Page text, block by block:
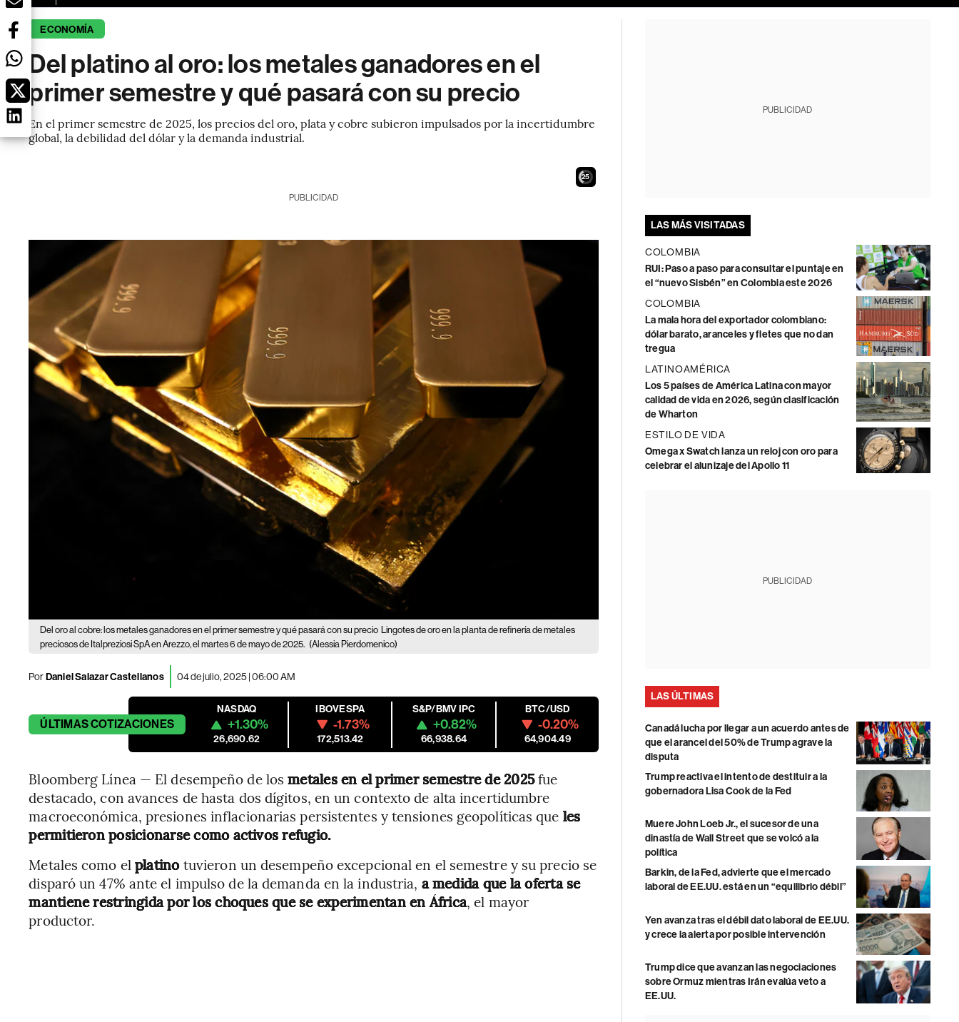
ECONOMÍA
Del platino al oro: los metales ganadores en el
primer semestre y qué pasará con su precio
En el primer semestre de 2025, los precios del oro, plata y cobre subieron impulsados por la incertidumbre
global, la debilidad del dólar y la demanda industrial.
24
PUBLICIDAD
Del oro al cobre: los metales ganadores en el primer semestre y qué pasará con su precio Lingotes de oro en la planta de refinería de metales
preciosos de Italpreziosi SpA en Arezzo, el martes 6 de mayo de 2025. (Alessia Pierdomenico)
PorDaniel Salazar Castellanos 04 de julio, 2025 | 06:00 AM
ÚLTIMASCOTIZACIONES
NASDAQ
+1.30%
26,690.62
IBOVESPA
-1.73%
172,513.42
S&P/BMV IPC
+0.82%
66,938.64
BTC/USD
-0.20%
64,904.49
Bloomberg Línea — El desempeño de losmetales en el primer semestre de 2025fue
destacado, con avances de hasta dos dígitos, en un contexto de alta incertidumbre
macroeconómica, presiones inflacionarias persistentes y tensiones geopolíticas que les
permitieron posicionarse como activos refugio.
Metales como el platinotuvieron un desempeño excepcional en el semestre y su precio se
disparó un 47% ante el impulso de la demanda en la industria, a medida que la oferta se
mantiene restringida por los choques que se experimentan en África, el mayor
productor.
PUBLICIDAD
LAS MÁS VISITADAS
COLOMBIA
RUI: Paso a paso para consultar el puntaje en
el “nuevo Sisbén” en Colombia este 2026
COLOMBIA
La mala hora del exportador colombiano:
dólar barato, aranceles y fletes que no dan
tregua
LATINOAMÉRICA
Los 5 países de América Latina con mayor
calidad de vida en 2026, según clasificación
de Wharton
ESTILO DE VIDA
Omega x Swatch lanza un reloj con oro para
celebrar el alunizaje del Apollo 11
PUBLICIDAD
LAS ÚLTIMAS
Canadá lucha por llegar a un acuerdo antes de
que el arancel del 50% de Trump agrave la
disputa
Trump reactiva el intento de destituir a la
gobernadora Lisa Cook de la Fed
Muere John Loeb Jr., el sucesor de una
dinastía de Wall Street que se volcó a la
política
Barkin, de la Fed, advierte que el mercado
laboral de EE.UU. está en un “equilibrio débil”
Yen avanza tras el débil dato laboral de EE.UU.
y crece la alerta por posible intervención
Trump dice que avanzan las negociaciones
sobre Ormuz mientras Irán evalúa veto a
EE.UU.